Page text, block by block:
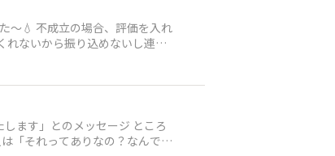
〜💧 不成立の場合、評価を入れ
れないから振り込めないし連絡
お知らせ出来るのになあ〜相
い
」とのメッセージ ところ